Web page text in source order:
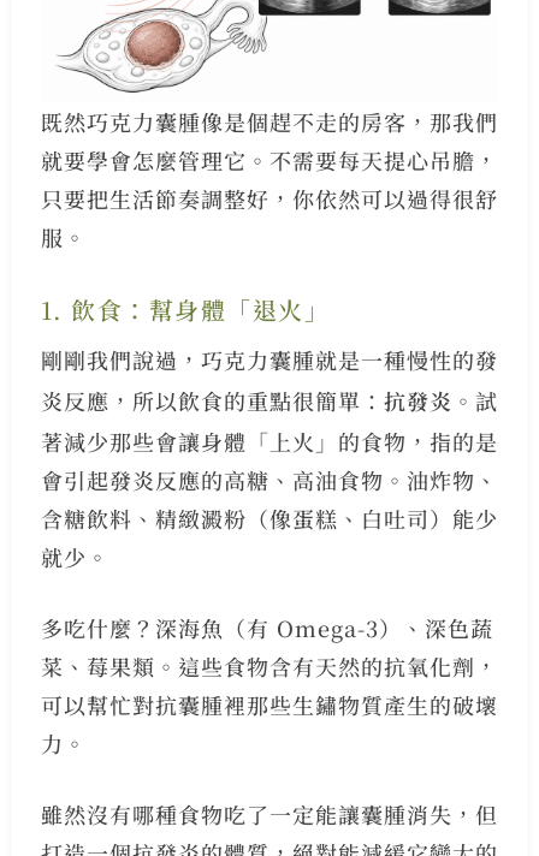
既然巧克力囊腫像是個趕不走的房客，那我們
就要學會怎麼管理它。不需要每天提心吊膽，
只要把生活節奏調整好，你依然可以過得很舒
服。
1. 飲食：幫身體「退火」
剛剛我們說過，巧克力囊腫就是一種慢性的發
炎反應，所以飲食的重點很簡單： 抗發炎 。試
著減少那些會讓身體「上火」的食物，指的是
會引起發炎反應的高糖、高油食物。油炸物、
含糖飲料、精緻澱粉（像蛋糕、白吐司）能少
就少。
多吃什麼？深海魚（有 Omega-3）、深色蔬
菜、莓果類。這些食物含有天然的抗氧化劑，
可以幫忙對抗囊腫裡那些生鏽物質產生的破壞
力。
雖然沒有哪種食物吃了一定能讓囊腫消失，但